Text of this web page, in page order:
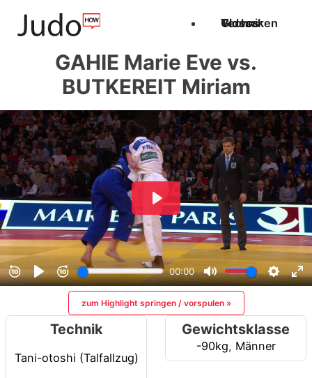
Techniken
Videos
Glossar
GAHIE Marie Eve vs.
BUTKEREIT Miriam
zum Highlight springen / vorspulen »
Technik
Tani-otoshi (Talfallzug)
Gewichtsklasse
-90kg, Männer